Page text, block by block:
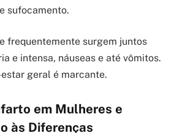
sufocamento.
frequentemente surgem juntos
e intensa, náuseas e até vômitos.
geral é marcante.
em Mulheres e
às Diferenças